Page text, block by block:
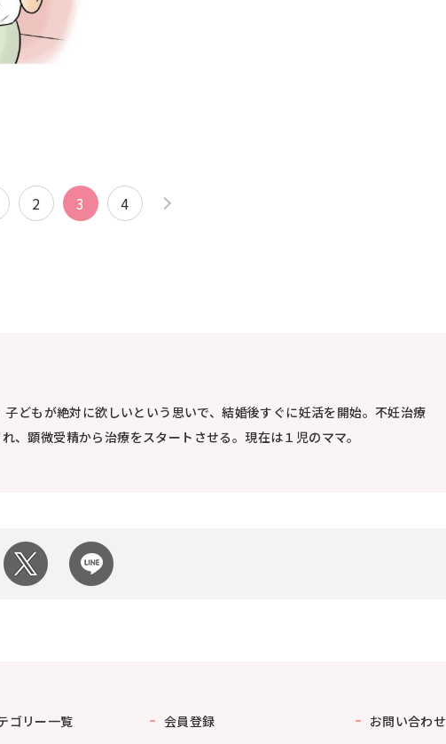
2 3 4
どもが絶対に欲しいという思いで、結婚後すぐに妊活を開始。不妊治療
、顕微受精から治療をスタートさせる。現在は１児のママ。
ゴリー一覧
会員登録 お問い合わせ